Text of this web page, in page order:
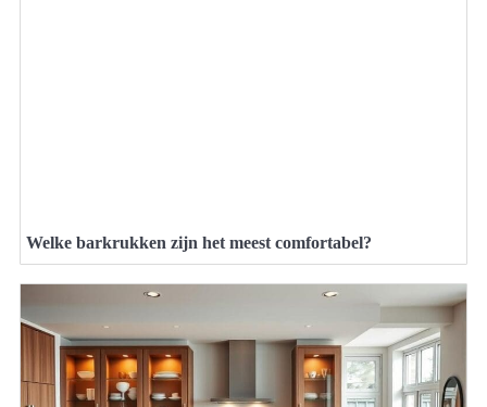
Welke barkrukken zijn het meest comfortabel?